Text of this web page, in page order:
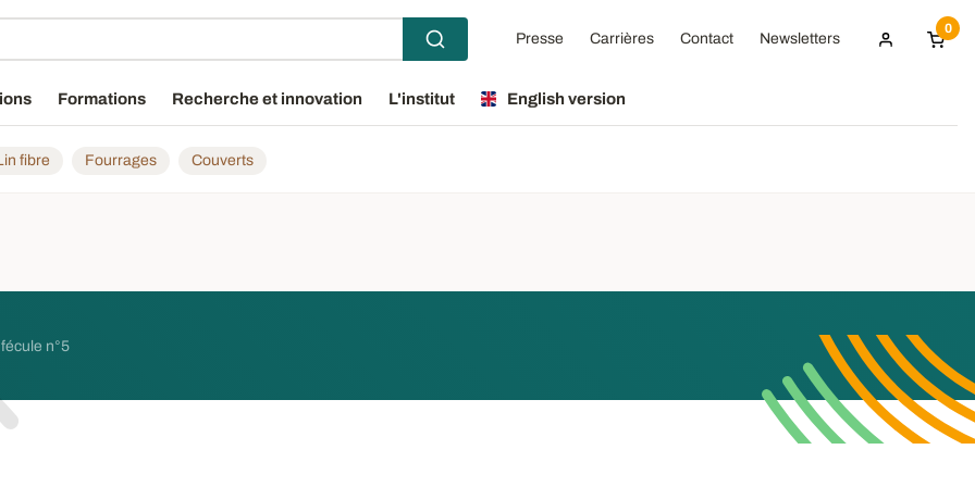
Presse Carrières Contact Newsletters
0
Formations Recherche et innovation L'institut English version
fibre Fourrages Couverts
n°5